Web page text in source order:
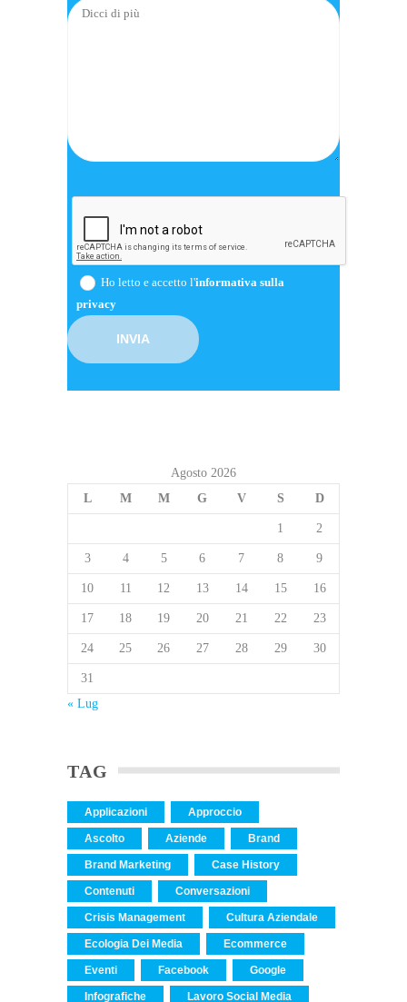
Ho letto e accetto l'informativa sulla
privacy
Agosto 2026
L
M M G V S D
1 2
3 4 5 6 7 8 9
10 11 12 13 14 15 16
17 18 19 20 21 22 23
24 25 26 27 28 29 30
31
« Lug
TAG
Applicazioni Approccio
Ascolto Aziende Brand
Brand Marketing Case History
Contenuti Conversazioni
Crisis Management Cultura Aziendale
Ecologia Dei Media Ecommerce
Eventi Facebook Google
Infografiche Lavoro Social Media